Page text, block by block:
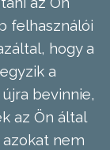
felhasználói
hogy a
a
bevinnie,
az Ön által
nem